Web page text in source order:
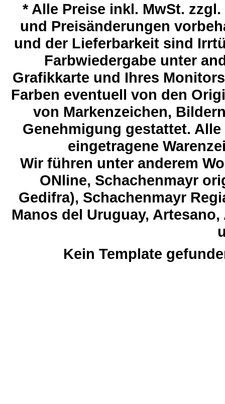
*Alle Preise inkl. MwSt.
und Preisänderungen
und der Lieferbarkeit sind
Farbwiedergabe unter
Grafikkarte und Ihres
Farben eventuell von den
von Markenzeichen,
Genehmigung gestattet.
eingetragene
Wir führen unter anderem
ONline, Schachenmayr
Gedifra), Schachenmayr
Manos del Uruguay,
Kein Template